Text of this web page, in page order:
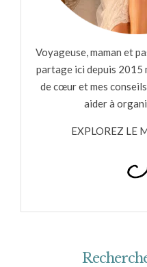
Voyageuse, maman et
partage ici depuis 2015
de cœur et mes
aider à
EXPLOREZ LE